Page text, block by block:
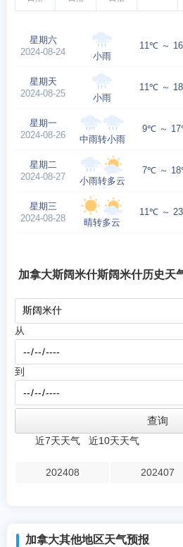
星期六
2024-08-24
小雨
11℃ ～
星期天
2024-08-25
小雨
11℃ ～
星期一
2024-08-26
中雨转小雨
9℃ ～
星期二
2024-08-27
小雨转多云
7℃ ～
星期三
2024-08-28
晴转多云
11℃ ～
加拿大斯阔米什斯阔米什历史天
从
到
近7天天气 近10天天气
202408 202407
加拿大其他地区天气预报